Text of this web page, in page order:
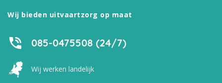
Wij bieden uitvaartzorg op maat
085-0475508 (24/7)
Wij werken landelijk